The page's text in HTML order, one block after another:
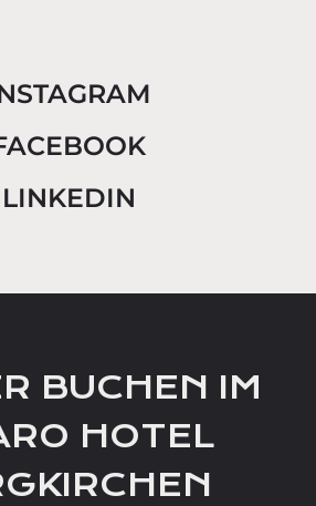
LINKEDIN
BUCHEN IM
HOTEL